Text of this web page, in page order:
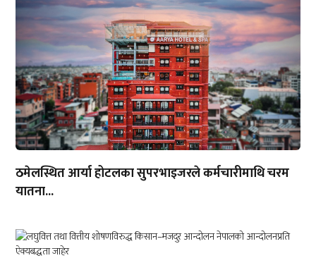
ठमेलस्थित आर्या होटलका सुपरभाइजरले कर्मचारीमाथि चरम
यातना...